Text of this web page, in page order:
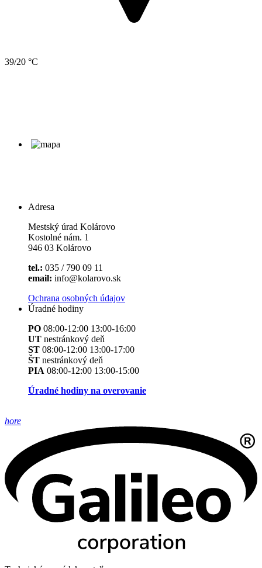
39/20 °C
Adresa
Mestský úrad Kolárovo
Kostolné nám. 1
946 03 Kolárovo
tel.: 035 / 790 09 11
email: info@kolarovo.sk
Ochrana osobných údajov
Úradné hodiny
PO 08:00-12:00 13:00-16:00
UT nestránkový deň
ST 08:00-12:00 13:00-17:00
ŠT nestránkový deň
PIA 08:00-12:00 13:00-15:00
Úradné hodiny na overovanie
hore